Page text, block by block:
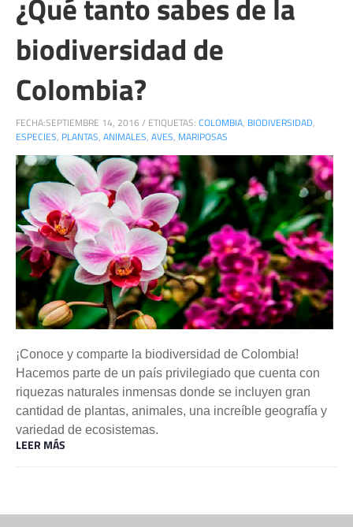
biodiversidad de
Colombia?
FECHA:SEPTIEMBRE 14, 2016 / ETIQUETAS: COLOMBIA, BIODIVERSIDAD,
ESPECIES, PLANTAS, ANIMALES, AVES, MARIPOSAS
¡Conoce y comparte la biodiversidad de Colombia!
Hacemos parte de un país privilegiado que cuenta con
riquezas naturales inmensas donde se incluyen gran
cantidad de plantas, animales, una increíble geografía y
variedad de ecosistemas.
LEER MÁS